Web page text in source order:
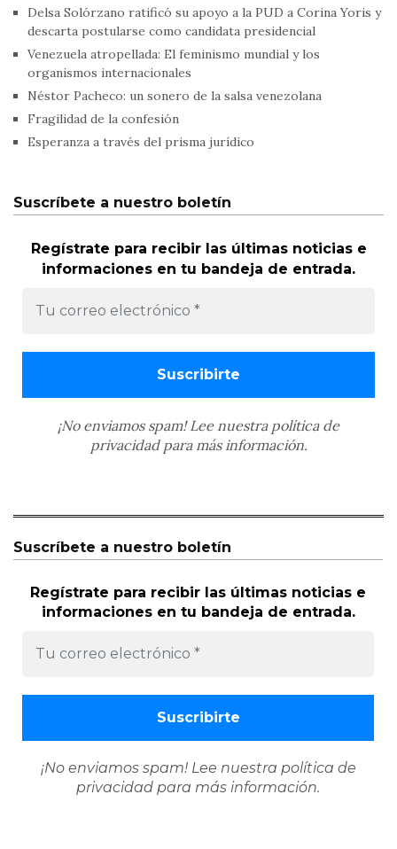
Delsa Solórzano ratificó su apoyo a la PUD a Corina Yoris y
descarta postularse como candidata presidencial
Venezuela atropellada: El feminismo mundial y los
organismos internacionales
Néstor Pacheco: un sonero de la salsa venezolana
Fragilidad de la confesión
Esperanza a través del prisma jurídico
Suscríbete a nuestro boletín
Regístrate para recibir las últimas noticias e
informaciones en tu bandeja de entrada.
¡No enviamos spam! Lee nuestra política de
privacidadpara más información.
Suscríbete a nuestro boletín
Regístrate para recibir las últimas noticias e
informaciones en tu bandeja de entrada.
¡No enviamos spam! Lee nuestra política de
privacidad para más información.